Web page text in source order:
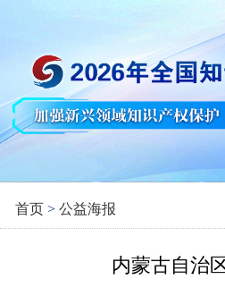
首页 > 公益海报
内蒙古自治